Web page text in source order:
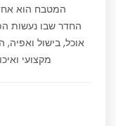
המטבח הוא
החדר שבו נעשות
אוכל, בישול ואפיה,
מקצועי